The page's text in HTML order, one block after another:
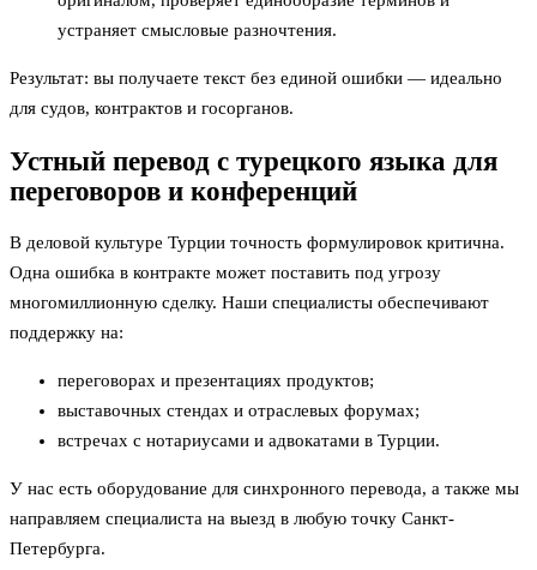
устраняет смысловые разночтения.
Результат: вы получаете текст без единой ошибки — идеально
для судов, контрактов и госорганов.
Устный перевод с турецкого языка для
переговоров и конференций
В деловой культуре Турции точность формулировок критична.
Одна ошибка в контракте может поставить под угрозу
многомиллионную сделку. Наши специалисты обеспечивают
поддержку на:
переговорах и презентациях продуктов;
выставочных стендах и отраслевых форумах;
встречах с нотариусами и адвокатами в Турции.
У нас есть оборудование для синхронного перевода, а также мы
направляем специалиста на выезд в любую точку Санкт-
Петербурга.